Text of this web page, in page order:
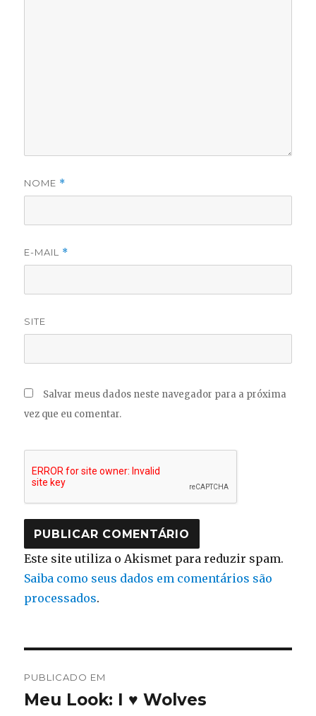
NOME *
E-MAIL *
SITE
Salvar meus dados neste navegador para a próxima
vez que eu comentar.
Este site utiliza o Akismet para reduzir spam.
Saiba como seus dados em comentários são
processados.
de
PUBLICADO EM
Meu Look: I ♥ Wolves